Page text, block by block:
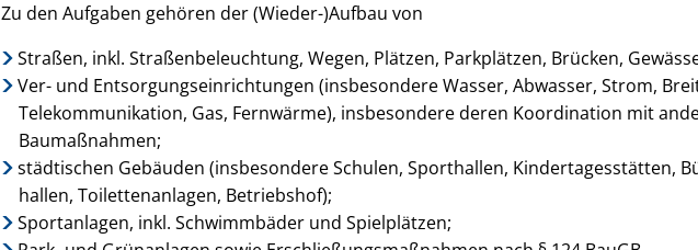
Zu den Aufgaben gehören der (Wieder-)Aufbau von
Straßen, inkl. Straßenbeleuchtung, Wegen, Plätzen, Parkplätzen, Brücken,
Ver- und Entsorgungseinrichtungen (insbesondere Wasser, Abwasser, Strom,
Telekommunikation, Gas, Fernwärme), insbesondere deren Koordination mit
Baumaßnahmen;
städtischen Gebäuden (insbesondere Schulen, Sporthallen, Kindertagesstätten,
hallen, Toilettenanlagen, Betriebshof);
Sportanlagen, inkl. Schwimmbäder und Spielplätzen;